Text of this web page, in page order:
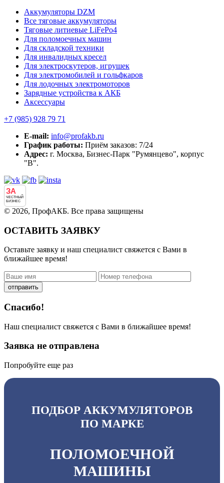
Аккумуляторы DZM
Все тяговые аккумуляторы
Тяговые литиевые LiFePo4
Для поломоечных машин
Для складской техники
Для инвалидных кресел
Для электроскутеров, игрушек
Для электромобилей и гольфкаров
Для лодочных электромоторов
Зарядные устройства к АКБ
Аксессуары
+7 (985) 928 79 71
E-mail: info@profakb.ru
График работы: Приём заказов: 7/24
Адрес: г. Москва, Бизнес-Парк "Румянцево", корпус
"В".
ЗА
ЧЕСТНЫЙ
БИЗНЕС
© 2026, ПрофАКБ. Все права защищены
ОСТАВИТЬ ЗАЯВКУ
Оставьте заявку и наш специалист свяжется с Вами в
ближайшее время!
отправить
Спасибо!
Наш специалист свяжется с Вами в ближайшее время!
Заявка не отправлена
Попробуйте еще раз
ПОДБОР АККУМУЛЯТОРОВ
ПО МАРКЕ
ПОЛОМОЕЧНОЙ
МАШИНЫ